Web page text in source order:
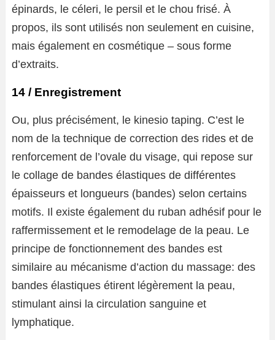
épinards, le céleri, le persil et le chou frisé. À
propos, ils sont utilisés non seulement en cuisine,
mais également en cosmétique – sous forme
d’extraits.
14 / Enregistrement
Ou, plus précisément, le kinesio taping. C’est le
nom de la technique de correction des rides et de
renforcement de l’ovale du visage, qui repose sur
le collage de bandes élastiques de différentes
épaisseurs et longueurs (bandes) selon certains
motifs. Il existe également du ruban adhésif pour le
raffermissement et le remodelage de la peau. Le
principe de fonctionnement des bandes est
similaire au mécanisme d’action du massage: des
bandes élastiques étirent légèrement la peau,
stimulant ainsi la circulation sanguine et
lymphatique.